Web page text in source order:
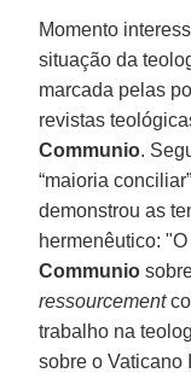
Momento
situação da
marcada pelas
revistas
Communio.
“maioria
demonstrou as
hermenêutico:
Communio
ressourcement
trabalho na
sobre o Vaticano